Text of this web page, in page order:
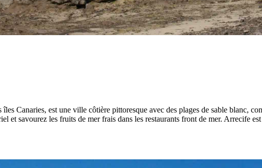
Canaries, est une ville côtière pittoresque avec des plages de sable blanc,
et savourez les fruits de mer frais dans les restaurants front de mer. Arrecife